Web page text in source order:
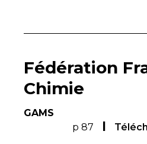
Fédération
Chimie
GAMS
p 87